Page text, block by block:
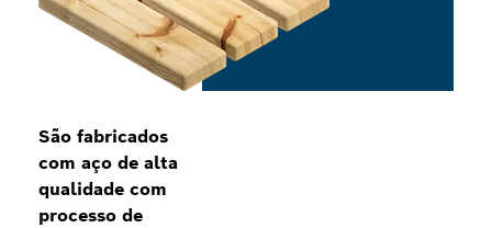
São fabricados
com aço de alta
qualidade com
processo de